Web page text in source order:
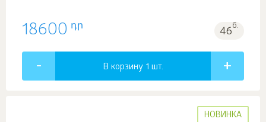
18600 դր 46б.
В корзину 1 шт.
НОВИНКА